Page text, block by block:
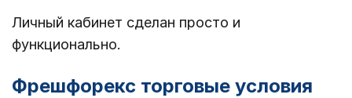
Личный кабинет сделан просто и
функционально.
Фрешфорекс торговые условия